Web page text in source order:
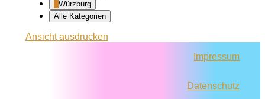
Würzburg
Alle Kategorien
Ansichtausdrucken
Impressum
Datenschutz